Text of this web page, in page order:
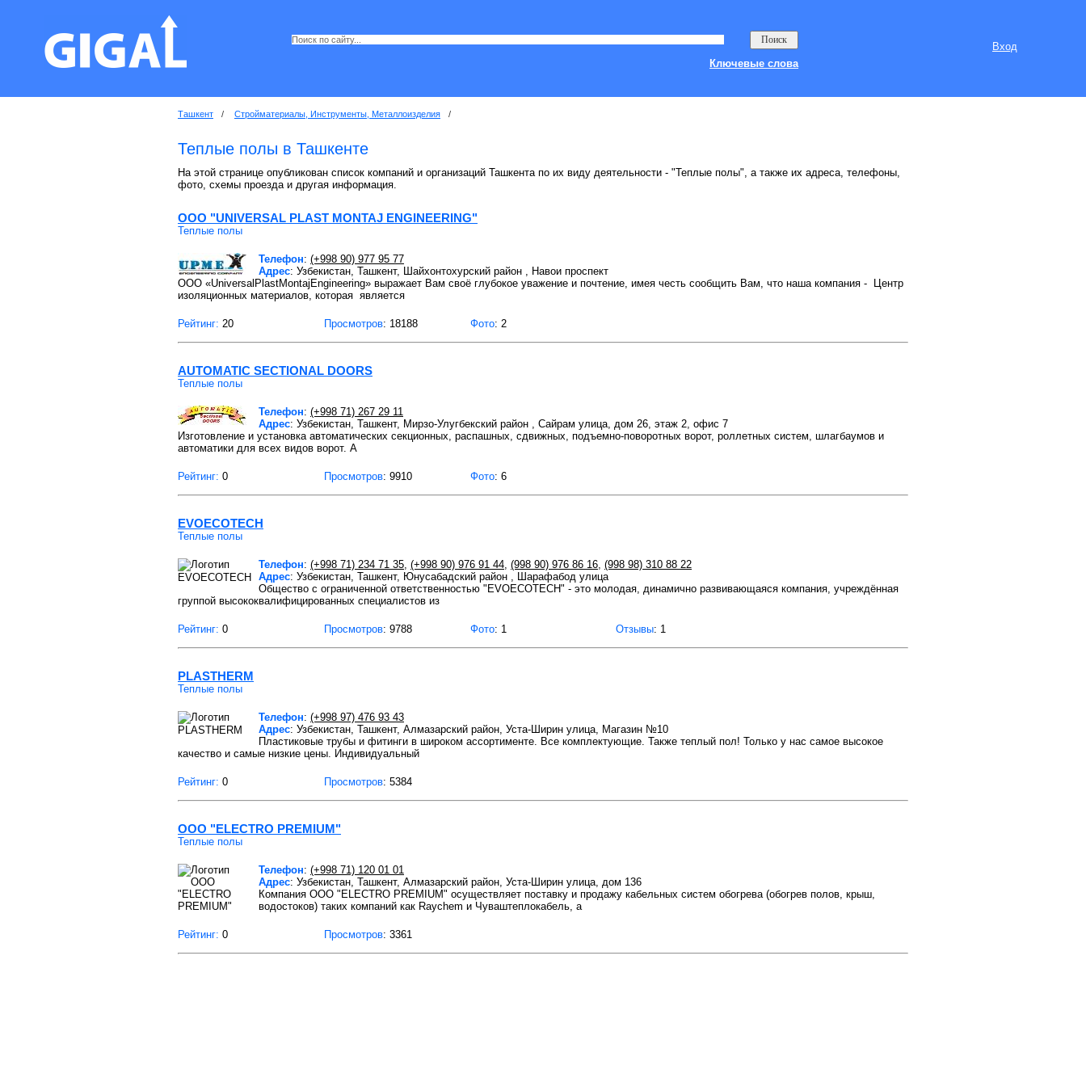
Вход
Ключевые слова
Ташкент / Стройматериалы, Инструменты, Металлоизделия /
Теплые полы в Ташкенте
На этой странице опубликован список компаний и организаций Ташкента по их виду деятельности - "Теплые полы", а также их адреса, телефоны,
фото, схемы проезда и другая информация.
ООО "UNIVERSAL PLAST MONTAJ ENGINEERING"
Теплые полы
Телефон: (+998 90) 977 95 77
Адрес: Узбекистан, Ташкент, Шайхонтохурский район , Навои проспект
ООО «UniversalPlastMontajEngineering» выражает Вам своё глубокое уважение и почтение, имея честь сообщить Вам, что наша компания - Центр
изоляционных материалов, которая является
Рейтинг: 20 Просмотров: 18188 Фото: 2
AUTOMATIC SECTIONAL DOORS
Теплые полы
Телефон: (+998 71) 267 29 11
Адрес: Узбекистан, Ташкент, Мирзо-Улугбекский район , Сайрам улица, дом 26, этаж 2, офис 7
Изготовление и установка автоматических секционных, распашных, сдвижных, подъемно-поворотных ворот, роллетных систем, шлагбаумов и
автоматики для всех видов ворот. А
Рейтинг: 0 Просмотров: 9910 Фото: 6
EVOECOTECH
Теплые полы
Телефон: (+998 71) 234 71 35, (+998 90) 976 91 44, (998 90) 976 86 16, (998 98) 310 88 22
Адрес: Узбекистан, Ташкент, Юнусабадский район , Шарафабод улица
Общество с ограниченной ответственностью "EVOECOTECH" - это молодая, динамично развивающаяся компания, учреждённая
группой высококвалифицированных специалистов из
Рейтинг: 0 Просмотров: 9788 Фото: 1 Отзывы: 1
PLASTHERM
Теплые полы
Телефон: (+998 97) 476 93 43
Адрес: Узбекистан, Ташкент, Алмазарский район, Уста-Ширин улица, Магазин №10
Пластиковые трубы и фитинги в широком ассортименте. Все комплектующие. Также теплый пол! Только у нас самое высокое
качество и самые низкие цены. Индивидуальный
Рейтинг: 0 Просмотров: 5384
OOO "ELECTRO PREMIUM"
Теплые полы
Телефон: (+998 71) 120 01 01
Адрес: Узбекистан, Ташкент, Алмазарский район, Уста-Ширин улица, дом 136
Компания ООО "ELECTRO PREMIUM" осуществляет поставку и продажу кабельных систем обогрева (обогрев полов, крыш,
водостоков) таких компаний как Raychem и Чуваштеплокабель, а
Рейтинг: 0 Просмотров: 3361